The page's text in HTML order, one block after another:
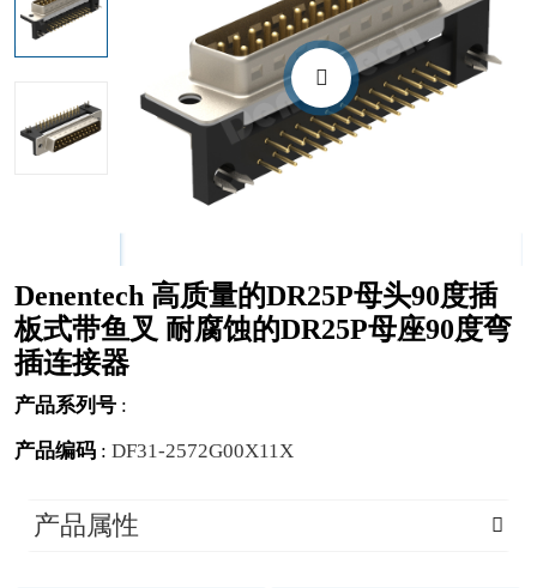
Denentech 高质量的DR25P母头90度插
板式带鱼叉 耐腐蚀的DR25P母座90度弯
插连接器
产品系列号 :
产品编码 : DF31-2572G00X11X
产品属性